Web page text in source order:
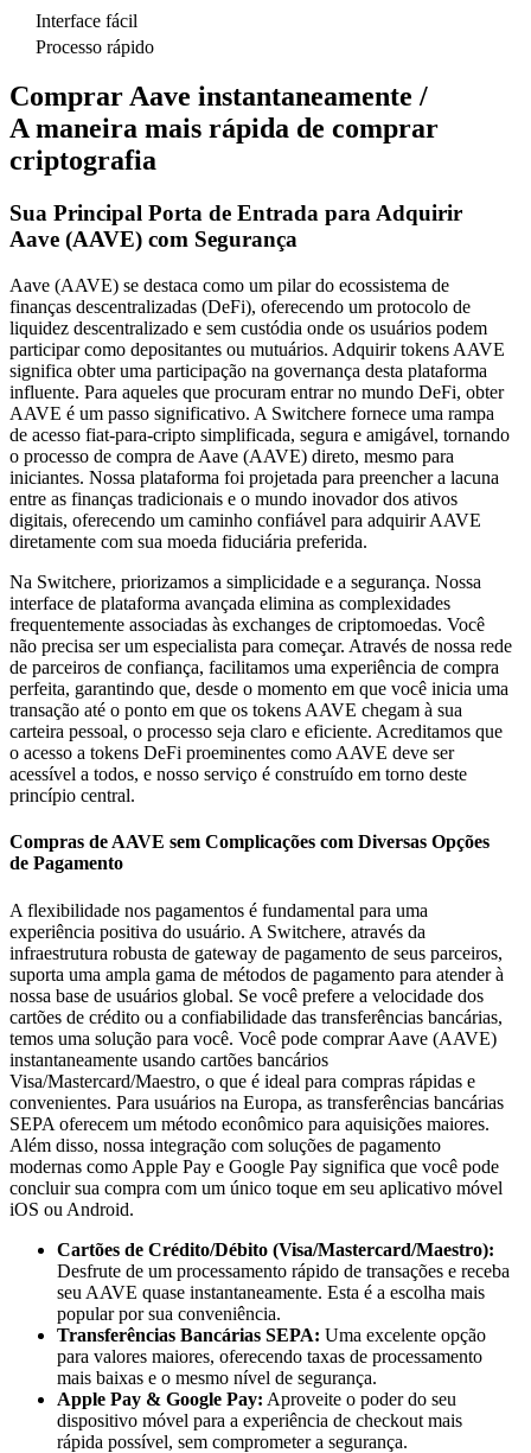
Interface fácil
Processo rápido
Comprar Aave instantaneamente /
A maneira mais rápida de comprar
criptografia
Sua Principal Porta de Entrada para Adquirir
Aave (AAVE) com Segurança
Aave (AAVE) se destaca como um pilar do ecossistema de
finanças descentralizadas (DeFi), oferecendo um protocolo de
liquidez descentralizado e sem custódia onde os usuários podem
participar como depositantes ou mutuários. Adquirir tokens AAVE
significa obter uma participação na governança desta plataforma
influente. Para aqueles que procuram entrar no mundo DeFi, obter
AAVE é um passo significativo. A Switchere fornece uma rampa
de acesso fiat-para-cripto simplificada, segura e amigável, tornando
o processo de compra de Aave (AAVE) direto, mesmo para
iniciantes. Nossa plataforma foi projetada para preencher a lacuna
entre as finanças tradicionais e o mundo inovador dos ativos
digitais, oferecendo um caminho confiável para adquirir AAVE
diretamente com sua moeda fiduciária preferida.
Na Switchere, priorizamos a simplicidade e a segurança. Nossa
interface de plataforma avançada elimina as complexidades
frequentemente associadas às exchanges de criptomoedas. Você
não precisa ser um especialista para começar. Através de nossa rede
de parceiros de confiança, facilitamos uma experiência de compra
perfeita, garantindo que, desde o momento em que você inicia uma
transação até o ponto em que os tokens AAVE chegam à sua
carteira pessoal, o processo seja claro e eficiente. Acreditamos que
o acesso a tokens DeFi proeminentes como AAVE deve ser
acessível a todos, e nosso serviço é construído em torno deste
princípio central.
Compras de AAVE sem Complicações com Diversas Opções
de Pagamento
A flexibilidade nos pagamentos é fundamental para uma
experiência positiva do usuário. A Switchere, através da
infraestrutura robusta de gateway de pagamento de seus parceiros,
suporta uma ampla gama de métodos de pagamento para atender à
nossa base de usuários global. Se você prefere a velocidade dos
cartões de crédito ou a confiabilidade das transferências bancárias,
temos uma solução para você. Você pode comprar Aave (AAVE)
instantaneamente usando cartões bancários
Visa/Mastercard/Maestro, o que é ideal para compras rápidas e
convenientes. Para usuários na Europa, as transferências bancárias
SEPA oferecem um método econômico para aquisições maiores.
Além disso, nossa integração com soluções de pagamento
modernas como Apple Pay e Google Pay significa que você pode
concluir sua compra com um único toque em seu aplicativo móvel
iOS ou Android.
Cartões de Crédito/Débito (Visa/Mastercard/Maestro):
Desfrute de um processamento rápido de transações e receba
seu AAVE quase instantaneamente. Esta é a escolha mais
popular por sua conveniência.
Transferências Bancárias SEPA: Uma excelente opção
para valores maiores, oferecendo taxas de processamento
mais baixas e o mesmo nível de segurança.
Apple Pay & Google Pay: Aproveite o poder do seu
dispositivo móvel para a experiência de checkout mais
rápida possível, sem comprometer a segurança.